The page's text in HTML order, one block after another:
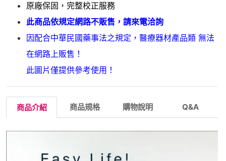
原廠保固，完整校正服務
此商品依規定網路不販售，請來電洽詢
因配合中華民國藥事法之規定，醫療器材產品類 無法
在網路上販售！
此圖片僅提供參考使用！
商品介紹 商品規格 購物說明 Q&A